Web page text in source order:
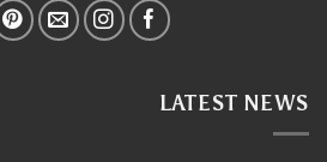
LATEST NEWS